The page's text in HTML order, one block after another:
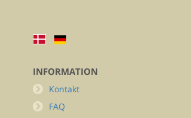
INFORMATION
Kontakt
FAQ